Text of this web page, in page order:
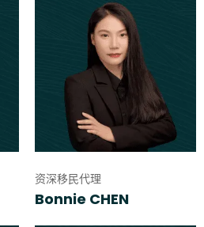
资深移民代理
Bonnie CHEN